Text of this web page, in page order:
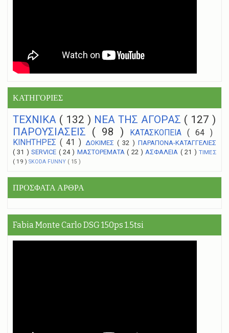
ΚΑΤΗΓΟΡΙΕΣ
ΤΕΧΝΙΚΑ ( 132 ) NEA THΣ ΑΓΟΡΑΣ ( 127 )
ΠΑΡΟΥΣΙΑΣΕΙΣ ( 98 ) ΚΑΤΑΣΚΟΠΕΙΑ ( 64 )
ΚΙΝΗΤΗΡΕΣ( 41 ) ΔΟΚΙΜΕΣ ( 32 ) ΠΑΡΑΠΟΝΑ-ΚΑΤΑΓΓΕΛΙΕΣ
( 31 )SERVICE ( 24 ) ΜΑΣΤΟΡΕΜΑΤΑ( 22 ) ΑΣΦΑΛΕΙΑ ( 21 )ΤΙΜΕΣ
( 19 ) SKODA FUNNY ( 15 )
ΠΡΟΣΦΑΤΑ ΑΡΘΡΑ
Fabia Monte Carlo DSG 150ps 1.5tsi